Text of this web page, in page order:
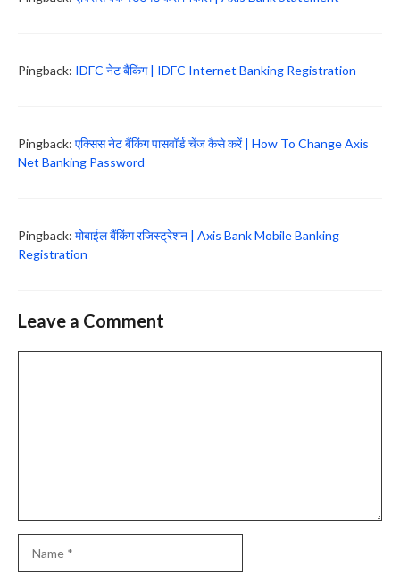
Pingback: IDFC नेट बैंकिंग | IDFC Internet Banking Registration
Pingback: एक्सिस नेट बैंकिंग पासवॉर्ड चेंज कैसे करें | How To Change Axis
Net Banking Password
Pingback: मोबाईल बैंकिंग रजिस्ट्रेशन | Axis Bank Mobile Banking
Registration
Leave a Comment